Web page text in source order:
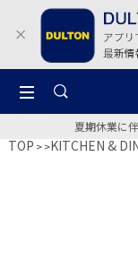
夏期休業に
TOP >KITCHEN &